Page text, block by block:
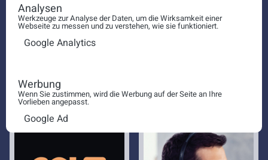
Callcenter Kundenservice
Analysen
Werkzeuge zur Analyse der Daten, um die Wirksamkeit einer
Webseite zu messen und zu verstehen, wie sie funktioniert.
Google Analytics
Werbung
Wenn Sie zustimmen, wird die Werbung auf der Seite an Ihre
Vorlieben angepasst.
Google Ad